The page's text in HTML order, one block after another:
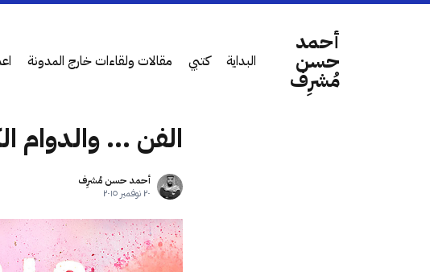
أحمد
حسن
مُشرِف
البداية كتبي مقالات ولقاءات خارج المدونة
الفن ... والدوام
أحمد حسن مُشرِف
٢٠ نوفمبر ٢٠١٥